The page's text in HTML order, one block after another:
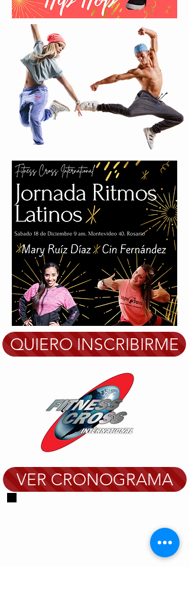
QUIERO INSCRIBIRME
VER CRONOGRAMA